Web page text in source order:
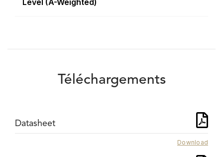
Level (A-Weighted)
Téléchargements
Datasheet
Download